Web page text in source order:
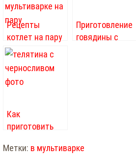
Рецепты
котлет на пару
в мультиварке:
описание
Приготовление
говядины с
Как
приготовить
мультиварке?
Метки: в мультиварке